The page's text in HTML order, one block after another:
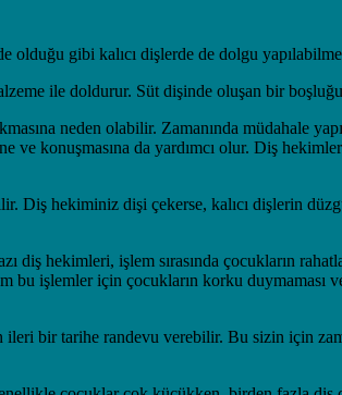
olduğu gibi kalıcı dişlerde de dolgu
ile doldurur. Süt dişinde oluşan bir
neden olabilir. Zamanında müdahale
ve konuşmasına da yardımcı olur. Diş
Diş hekiminiz dişi çekerse, kalıcı dişlerin
hekimleri, işlem sırasında çocukların
bu işlemler için çocukların korku duymaması
bir tarihe randevu verebilir. Bu sizin için